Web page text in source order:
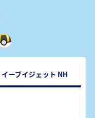
イーブイジェット NH